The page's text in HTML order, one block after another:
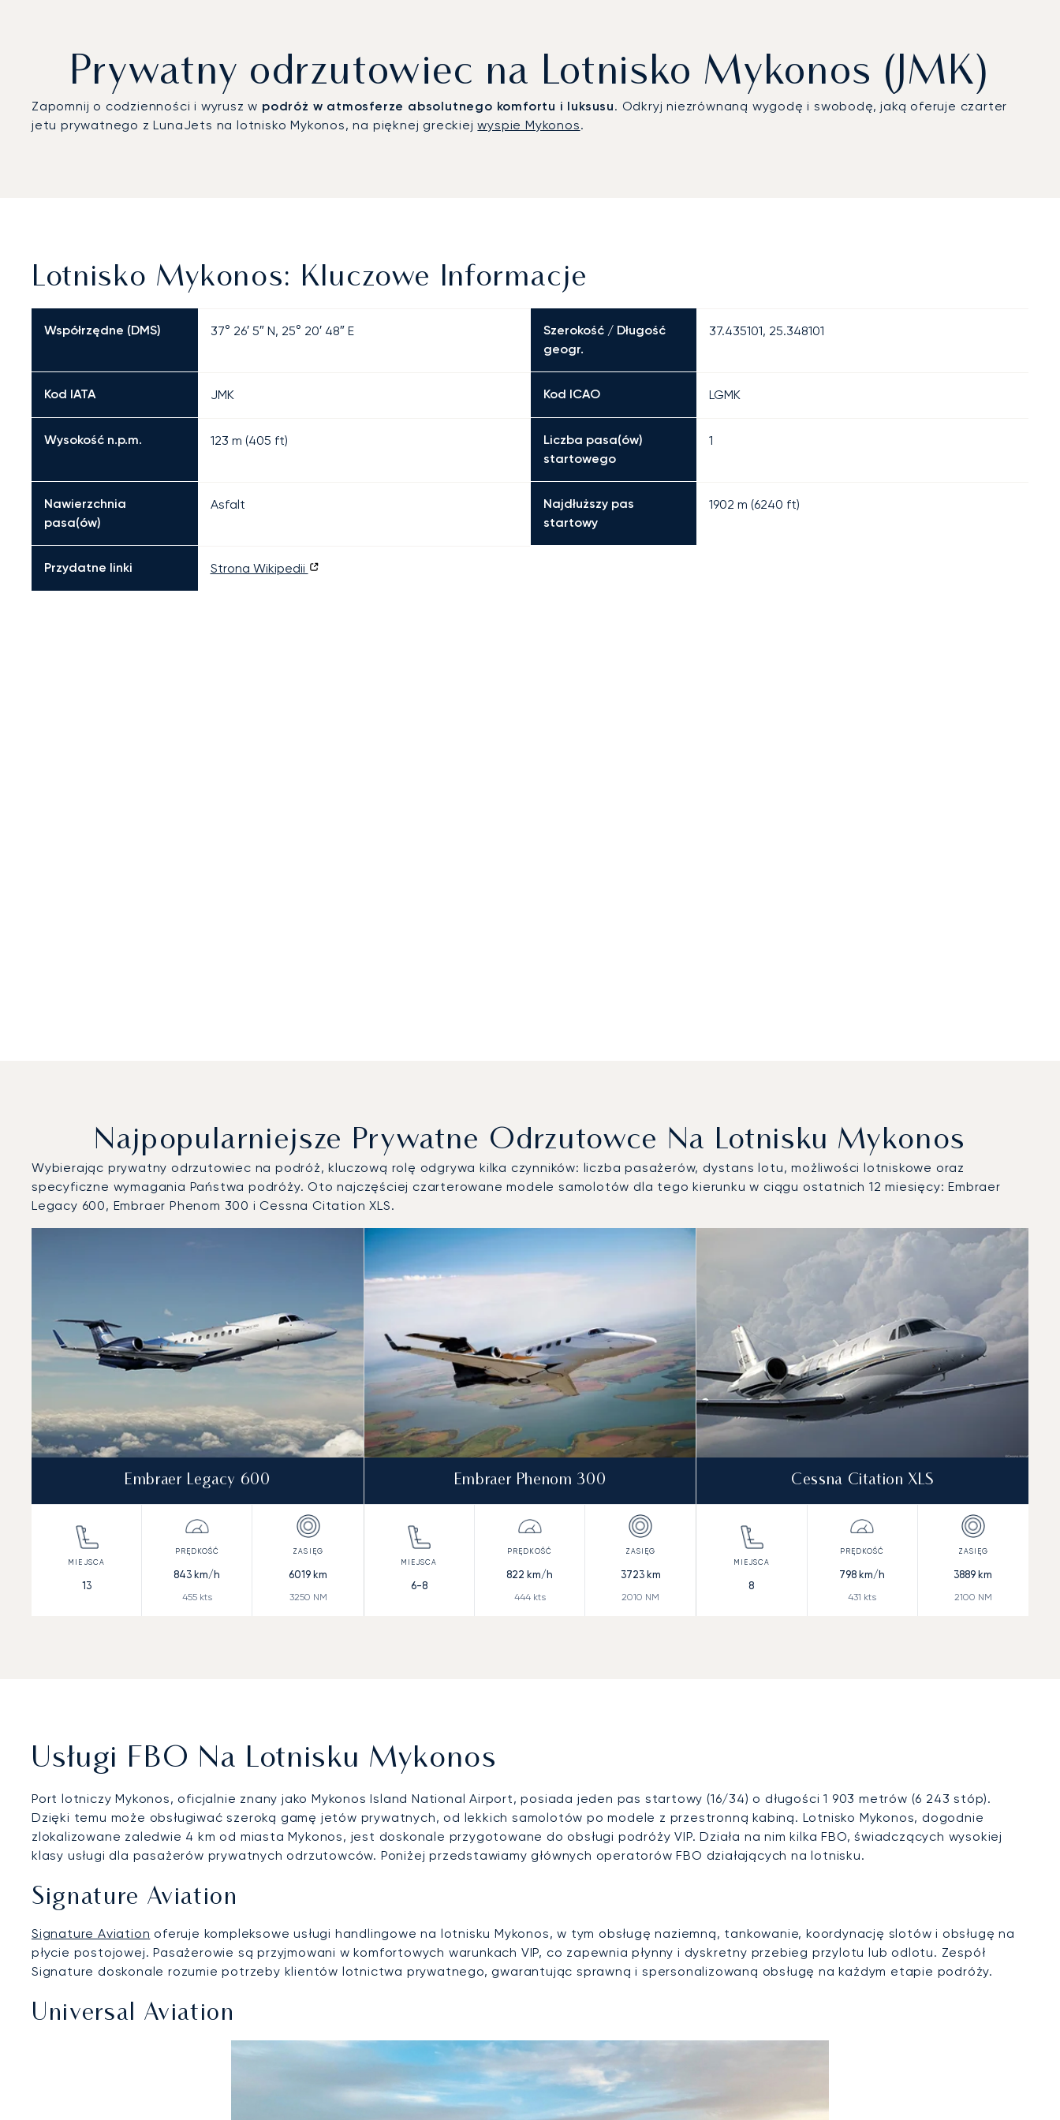
Prywatny odrzutowiec na Lotnisko Mykonos (JMK)
Zapomnij o codzienności i wyrusz w podróż w atmosferze absolutnego komfortu i luksusu. Odkryj niezrównaną wygodę i swobodę, jaką oferuje czarter
jetu prywatnego z LunaJets na lotnisko Mykonos, na pięknej greckiejwyspie Mykonos.
Lotnisko Mykonos: Kluczowe Informacje
Współrzędne (DMS) 37° 26′ 5″ N, 25° 20′ 48″ E
Szerokość / Długość
geogr.
37.435101, 25.348101
Kod IATA JMK Kod ICAO LGMK
Wysokość n.p.m. 123 m (405 ft)
Liczba pasa(ów)
startowego
1
Nawierzchnia
pasa(ów)
Asfalt
Najdłuższy pas
startowy
1902 m (6240 ft)
Przydatne linki Strona Wikipedii
Najpopularniejsze Prywatne Odrzutowce Na Lotnisku Mykonos
Wybierając prywatny odrzutowiec na podróż, kluczową rolę odgrywa kilka czynników: liczba pasażerów, dystans lotu, możliwości lotniskowe oraz
specyficzne wymagania Państwa podróży. Oto najczęściej czarterowane modele samolotów dla tego kierunku w ciągu ostatnich 12 miesięcy: Embraer
Legacy 600, Embraer Phenom 300 i Cessna Citation XLS.
Lotnisko Mykonos : 3 najpopularniejsze modele statków powietrznych według liczby operacji lotniczych w 2025 roku
Embraer Legacy 600
13
843 km/h
455kts
6019 km
3250 NM
Embraer Phenom 300
6-8
822 km/h
444kts
3723km
2010 NM
Cessna Citation XLS
8
798 km/h
431 kts
3889 km
2100 NM
Usługi FBO Na Lotnisku Mykonos
Port lotniczy Mykonos, oficjalnie znany jako Mykonos Island National Airport, posiada jeden pas startowy (16/34) o długości 1 903 metrów (6 243 stóp).
Dzięki temu może obsługiwać szeroką gamę jetów prywatnych, od lekkich samolotów po modele z przestronną kabiną. Lotnisko Mykonos, dogodnie
zlokalizowane zaledwie 4 km od miasta Mykonos, jest doskonale przygotowane do obsługi podróży VIP. Działa na nim kilka FBO, świadczących wysokiej
klasy usługi dla pasażerów prywatnych odrzutowców. Poniżej przedstawiamy głównych operatorów FBO działających na lotnisku.
Signature Aviation
Signature Aviation oferuje kompleksowe usługi handlingowe na lotnisku Mykonos, w tym obsługę naziemną, tankowanie, koordynację slotów i obsługę na
płycie postojowej. Pasażerowie są przyjmowani w komfortowych warunkach VIP, co zapewnia płynny i dyskretny przebieg przylotu lub odlotu. Zespół
Signature doskonale rozumie potrzeby klientów lotnictwa prywatnego, gwarantując sprawną i spersonalizowaną obsługę na każdym etapie podróży.
Universal Aviation